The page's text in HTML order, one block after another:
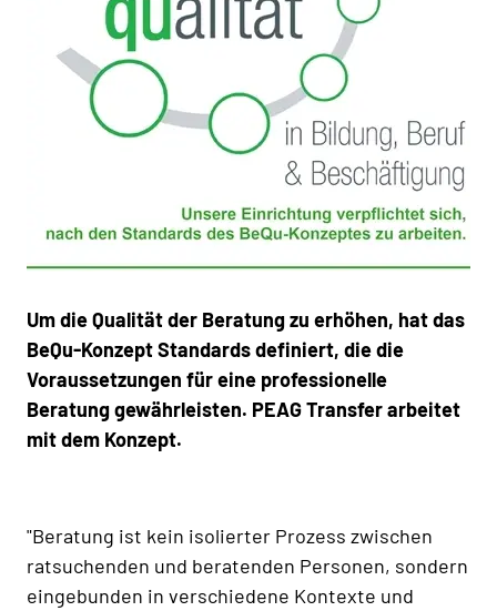
Um die Qualität der Beratung zu erhöhen, hat das
BeQu-Konzept Standards definiert, die die
Voraussetzungen für eine professionelle
Beratung gewährleisten. PEAG Transfer arbeitet
mit dem Konzept.
"Beratung ist kein isolierter Prozess zwischen
ratsuchenden und beratenden Personen, sondern
eingebunden in verschiedene Kontexte und